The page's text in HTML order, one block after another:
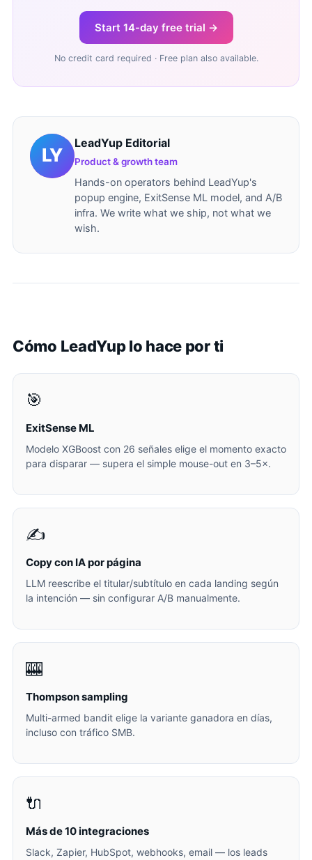
Start 14-day free trial →
No credit card required · Free plan also available.
LeadYup Editorial
Product & growth team
Hands-on operators behind LeadYup's
popup engine, ExitSense ML model, and A/B
infra. We write what we ship, not what we
wish.
Cómo LeadYup lo hace por ti
🎯
ExitSense ML
Modelo XGBoost con 26 señales elige el momento exacto
para disparar — supera el simple mouse-out en 3–5×.
✍️
Copy con IA por página
LLM reescribe el titular/subtítulo en cada landing según
la intención — sin configurar A/B manualmente.
🎰
Thompson sampling
Multi-armed bandit elige la variante ganadora en días,
incluso con tráfico SMB.
🔌
Más de 10 integraciones
Slack, Zapier, HubSpot, webhooks, email — los leads